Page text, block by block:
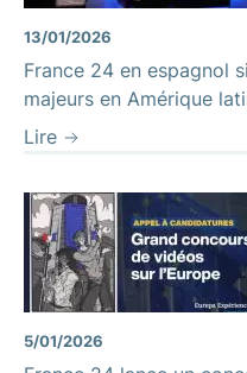
13/01/2026
France 24 en espagnol
majeurs en Amérique
Lire
5/01/2026